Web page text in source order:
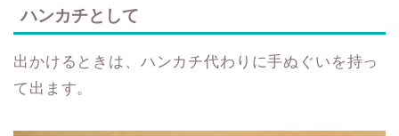
ハンカチとして
出かけるときは、ハンカチ代わりに手ぬぐいを持っ
て出ます。